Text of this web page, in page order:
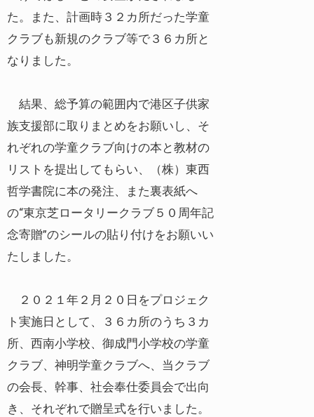
た。また、計画時３２カ所だった学童
クラブも新規のクラブ等で３６カ所と
なりました。
結果、総予算の範囲内で港区子供家
族支援部に取りまとめをお願いし、そ
れぞれの学童クラブ向けの本と教材の
リストを提出してもらい、（株）東西
哲学書院に本の発注、また裏表紙へ
の“東京芝ロータリークラブ５０周年記
念寄贈”のシールの貼り付けをお願いい
たしました。
２０２１年２月２０日をプロジェク
ト実施日として、３６カ所のうち３カ
所、西南小学校、御成門小学校の学童
クラブ、神明学童クラブへ、当クラブ
の会長、幹事、社会奉仕委員会で出向
き、それぞれで贈呈式を行いました。